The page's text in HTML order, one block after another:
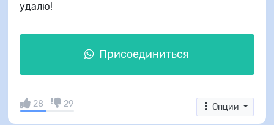
удалю!
Присоединиться
Опции
28 29